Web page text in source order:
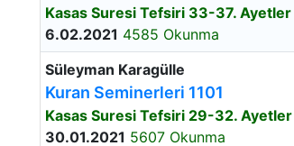
Kasas Suresi Tefsiri 33-37. Ayetler
6.02.2021 4585 Okunma
Süleyman Karagülle
Kuran Seminerleri 1101
Kasas Suresi Tefsiri 29-32. Ayetler
30.01.2021 5607 Okunma